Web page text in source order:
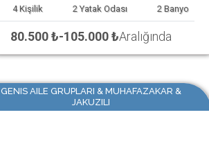
4 Kişilik 2 Yatak Odası 2 Banyo
80.500 ₺-105.000 ₺Aralığında
GENIS AILE GRUPLARI & MUHAFAZAKAR &
JAKUZILI